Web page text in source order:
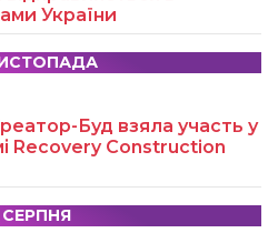
України
Буд взяла участь у
Recovery Construction
СЕРПНЯ